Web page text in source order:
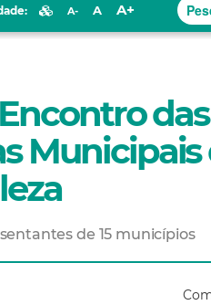
A- A A+
Municipais
de 15 municípios